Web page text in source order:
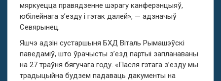
мяркуецца правядзенне шэрагу канферэнцыяў,
юбілейнага з’езду і гэтак далей», — адзначыў
Севярынец.
Яшчэ адзін сустаршыня БХД Віталь Рымашэўскі
паведаміў, што ўрачысты з’езд партыі запланаваны
на 27 траўня бягучага году. «Пасля гэтага з’езду мы
традыцыйна будзем падаваць дакументы на